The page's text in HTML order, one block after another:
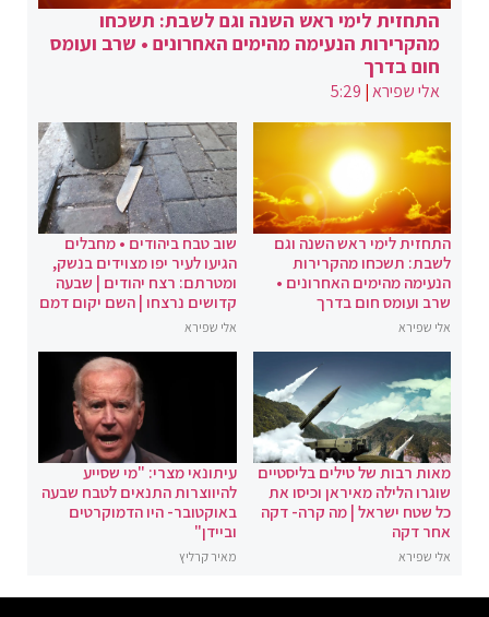
התחזית לימי ראש השנה וגם לשבת: תשכחו
מהקרירות הנעימה מהימים האחרונים • שרב ועומס
חום בדרך
אלי שפירא|
5:29
התחזית לימי ראש השנה וגם
לשבת: תשכחו מהקרירות
הנעימה מהימים האחרונים •
שרב ועומס חום בדרך
אלי שפירא
שוב טבח ביהודים • מחבלים
הגיעו לעיר יפו מצוידים בנשק,
ומטרתם: רצח יהודים | שבעה
קדושים נרצחו | השם יקום דמם
אלי שפירא
מאות רבות של טילים בליסטיים
שוגרו הלילה מאיראן וכיסו את
כל שטח ישראל | מה קרה- דקה
אחר דקה
אלי שפירא
עיתונאי מצרי: "מי שסייע
להיווצרות התנאים לטבח שבעה
באוקטובר- היו הדמוקרטים
וביידן"
מאיר קרליץ